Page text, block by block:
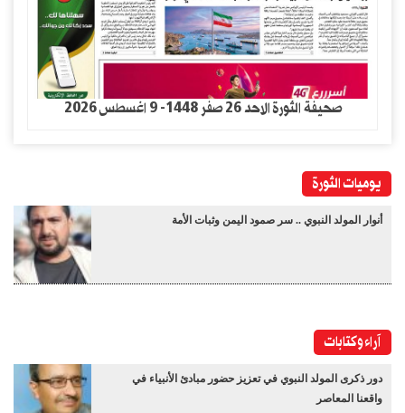
صحيفة الثورة الاحد 26 صفر 1448- 9 اغسطس 2026
يوميات الثورة
أنوار المولد النبوي .. سر صمود اليمن وثبات الأمة
آراء وكتابات
دور ذكرى المولد النبوي في تعزيز حضور مبادئ الأنبياء في
واقعنا المعاصر